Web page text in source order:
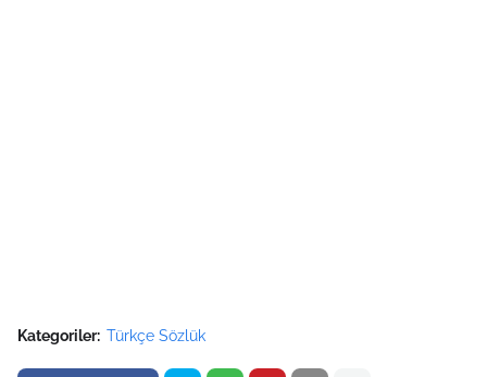
Kategoriler: Türkçe Sözlük